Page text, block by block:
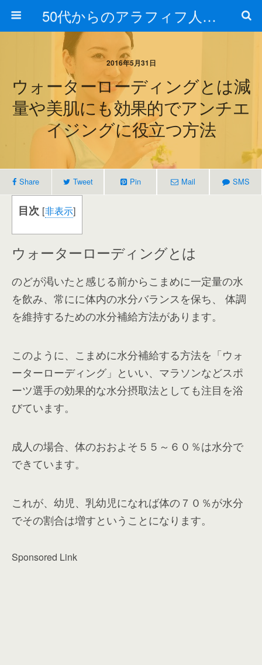
50代からのアラフィフ人生の楽しみ方
2016年5月31日
ウォーターローディングとは減
量や美肌にも効果的でアンチエ
イジングに役立つ方法
Share Tweet Pin Mail SMS
目次 [非表示]
ウォーターローディングとは
のどが渇いたと感じる前からこまめに一定量の水
を飲み、常にに体内の水分バランスを保ち、 体調
を維持するための水分補給方法があります。
このように、こまめに水分補給する方法を「ウォ
ーターローディング」といい、マラソンなどスポ
ーツ選手の効果的な水分摂取法としても注目を浴
びています。
成人の場合、体のおおよそ５５～６０％は水分で
できています。
これが、幼児、乳幼児になれば体の７０％が水分
でその割合は増すということになります。
Sponsored Link